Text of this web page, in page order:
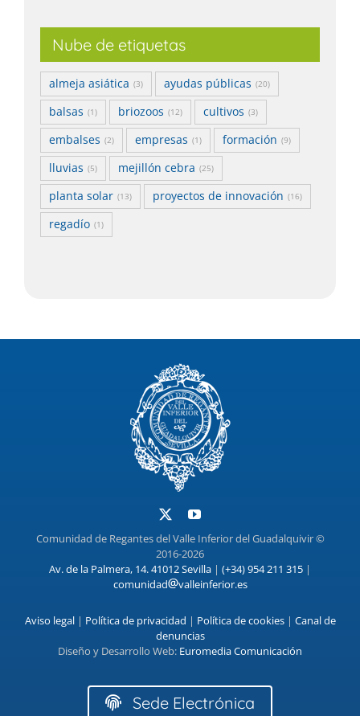
Nube de etiquetas
almeja asiática (3) ayudas públicas (20)
balsas (1) briozoos (12) cultivos (3)
embalses (2) empresas (1) formación (9)
lluvias (5) mejillón cebra (25)
planta solar (13) proyectos de innovación (16)
regadío (1)
Comunidad de Regantes del Valle Inferior del Guadalquivir ©
2016-2026
Av. de la Palmera, 14. 41012 Sevilla | (+34) 954 211 315 |
comunidad
valleinferior.es
Aviso legal| Política de privacidad | Política de cookies| Canal de
denuncias
Diseño y Desarrollo Web: Euromedia Comunicación
Sede Electrónica